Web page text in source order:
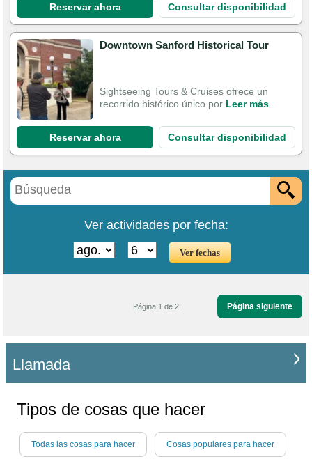
Reservar ahora Consultar disponibilidad
Downtown Sanford Historical Tour
Sightseeing Tours & Cruises ofrece un
recorrido histórico único por Leer más
Reservar ahora Consultar disponibilidad
Ver actividades por fecha:
Página siguiente
Página 1 de 2
Llamada
Tipos de cosas que hacer
Todas las cosas para hacer Cosas populares para hacer